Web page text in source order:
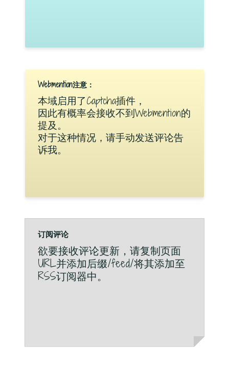
Webmention注意：
本域启用了Captcha插件，
因此有概率会接收不到Webmention的
提及。
对于这种情况，请手动发送评论告
诉我。
订阅评论
欲要接收评论更新，请复制页面
URL并添加后缀/feed/将其添加至
RSS订阅器中。